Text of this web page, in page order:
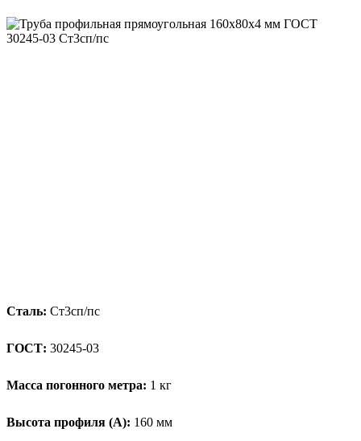
Сталь: Ст3сп/пс
ГОСТ: 30245-03
Масса погонного метра: 1 кг
Высота профиля (А): 160 мм